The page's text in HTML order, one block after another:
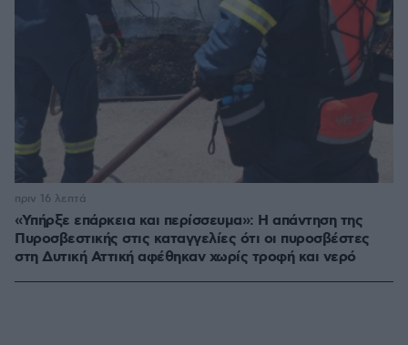
«Υπήρξε επάρκεια και περίσσευμα»: Η απάντηση της
Πυροσβεστικής στις καταγγελίες ότι οι πυροσβέστες
στη Δυτική Αττική αφέθηκαν χωρίς τροφή και νερό
πριν 16 λεπτά